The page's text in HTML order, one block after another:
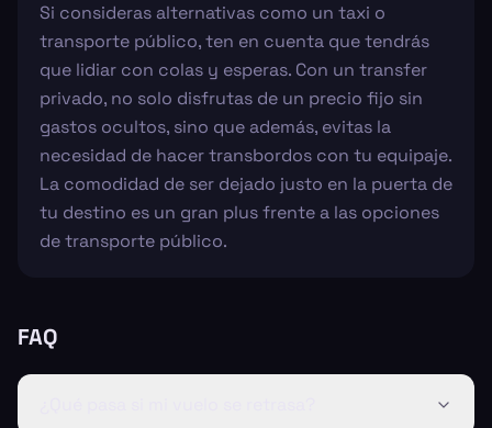
Si consideras alternativas como un taxi o
transporte público, ten en cuenta que tendrás
que lidiar con colas y esperas. Con un transfer
privado, no solo disfrutas de un precio fijo sin
gastos ocultos, sino que además, evitas la
necesidad de hacer transbordos con tu equipaje.
La comodidad de ser dejado justo en la puerta de
tu destino es un gran plus frente a las opciones
de transporte público.
FAQ